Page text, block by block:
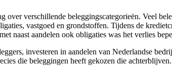
verschillende beleggingscategorieën. Veel
vastgoed en grondstoffen. Tijdens de
naast aandelen ook obligaties was het verlies
investeren in aandelen van Nederlandse
die beleggingen heeft gekozen die achterblijven.